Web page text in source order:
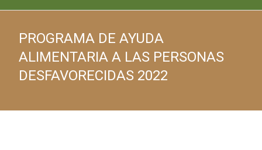
PROGRAMA DE AYUDA
ALIMENTARIA A LAS PERSONAS
DESFAVORECIDAS 2022